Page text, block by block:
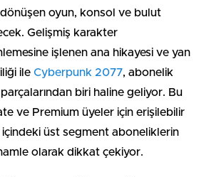
oyun, konsol ve bulut
Gelişmiş karakter
işlenen ana hikayesi ve yan
ile Cyberpunk 2077, abonelik
biri haline geliyor. Bu
ve Premium üyeler için erişilebilir
üst segment aboneliklerin
olarak dikkat çekiyor.